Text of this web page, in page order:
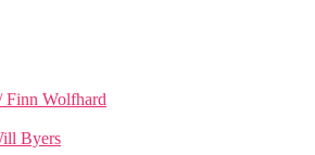
Wolfhard
Byers